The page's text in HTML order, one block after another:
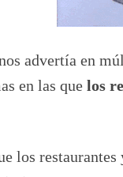
advertía en
en las que los
los